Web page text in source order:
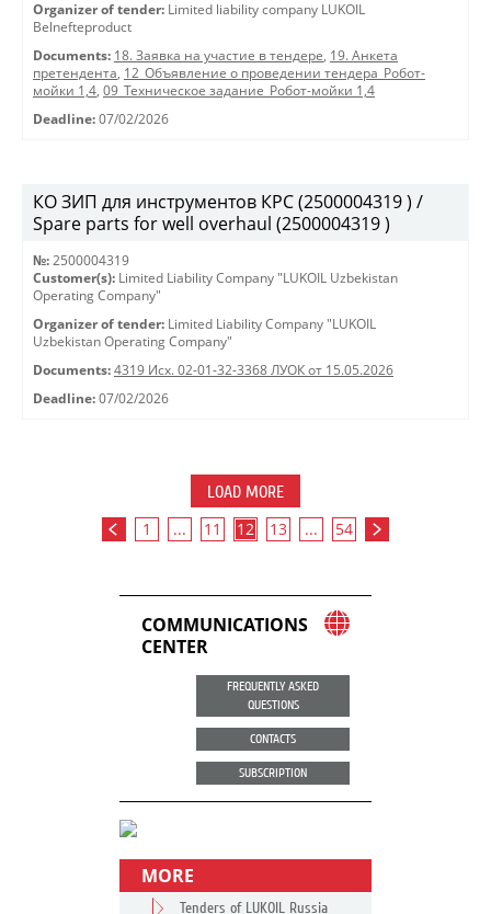
Organizer of tender: Limited liability company LUKOIL
Belnefteproduct
Documents: 18. Заявка на участие в тендере, 19. Анкета
претендента, 12_Объявление о проведении тендера_Робот-
мойки 1,4, 09_Техническое задание_Робот-мойки 1,4
Deadline: 07/02/2026
КО ЗИП для инструментов КРС (2500004319 ) /
Spare parts for well overhaul (2500004319 )
№: 2500004319
Customer(s): Limited Liability Company "LUKOIL Uzbekistan
Operating Company"
Organizer of tender: Limited Liability Company "LUKOIL
Uzbekistan Operating Company"
Documents: 4319 Исх. 02-01-32-3368 ЛУОК от 15.05.2026
Deadline: 07/02/2026
LOAD MORE
1 ... 11 12 13 ... 54
COMMUNICATIONS
CENTER
FREQUENTLY ASKED
QUESTIONS
CONTACTS
SUBSCRIPTION
MORE
Tenders of LUKOIL Russia